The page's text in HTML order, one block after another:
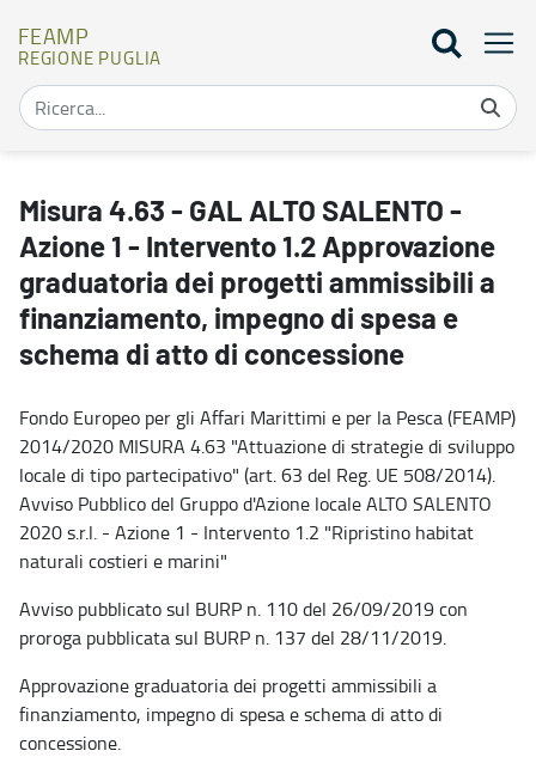
FEAMP
REGIONE PUGLIA
Misura 4.63 - GAL ALTO SALENTO -
Azione 1 - Intervento 1.2 Approvazione
graduatoria dei progetti ammissibili a
finanziamento, impegno di spesa e
schema di atto di concessione
Fondo Europeo per gli Affari Marittimi e per la Pesca (FEAMP)
2014/2020 MISURA 4.63 "Attuazione di strategie di sviluppo
locale di tipo partecipativo" (art. 63 del Reg. UE 508/2014).
Avviso Pubblico del Gruppo d'Azione locale ALTO SALENTO
2020 s.r.l. - Azione 1 - Intervento 1.2 "Ripristino habitat
naturali costieri e marini"
Avviso pubblicato sul BURP n. 110 del 26/09/2019 con
proroga pubblicata sul BURP n. 137 del 28/11/2019.
Approvazione graduatoria dei progetti ammissibili a
finanziamento, impegno di spesa e schema di atto di
concessione.